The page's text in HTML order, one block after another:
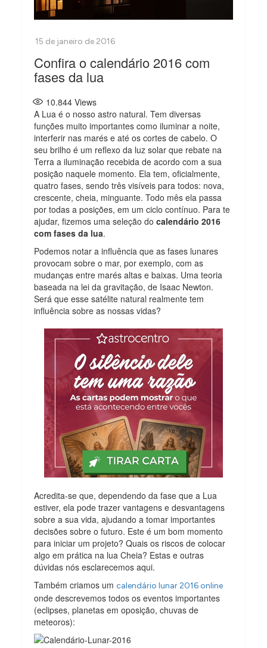
Confira o calendário 2016 com
fases da lua
10.844 Views
A Lua é o nosso astro natural. Tem diversas
funções muito importantes como iluminar a noite,
interferir nas marés e até os cortes de cabelo. O
seu brilho é um reflexo da luz solar que rebate na
Terra a iluminação recebida de acordo com a sua
posição naquele momento. Ela tem, oficialmente,
quatro fases, sendo três visíveis para todos: nova,
crescente, cheia, minguante. Todo mês ela passa
por todas a posições, em um ciclo contínuo. Para te
ajudar, fizemos uma seleção docalendário 2016
com fases da lua.
Podemos notar a influência que as fases lunares
provocam sobre o mar, por exemplo, com as
mudanças entre marés altas e baixas. Uma teoria
baseada na lei da gravitação, de Isaac Newton.
Será que esse satélite natural realmente tem
influência sobre as nossas vidas?
Acredita-se que, dependendo da fase que a Lua
estiver, ela pode trazer vantagens e desvantagens
sobre a sua vida, ajudando a tomar importantes
decisões sobre o futuro. Este é um bom momento
para iniciar um projeto? Quais os riscos de colocar
algo em prática na lua Cheia? Estas e outras
dúvidas nós esclarecemos aqui.
Também criamos umcalendário lunar 2016 online
onde descrevemos todos os eventos importantes
(eclipses, planetas em oposição, chuvas de
meteoros):